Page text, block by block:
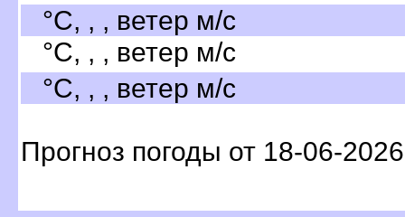
°C, , , ветер м/с
°C, , , ветер м/с
°C, , , ветер м/с
Прогноз погоды от 18-06-